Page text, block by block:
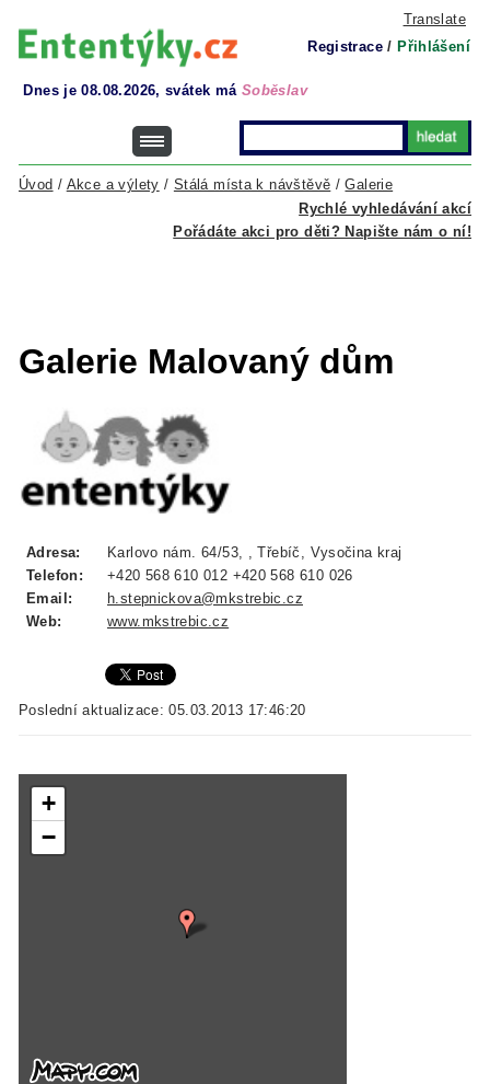
Translate
Registrace / Přihlášení
Dnes je 08.08.2026, svátek má Soběslav
Rychlé vyhledávání akcí
Úvod / Akce a výlety / Stálá místa k návštěvě /Galerie
Pořádáte akci pro děti? Napište nám o ní!
Galerie Malovaný dům
Adresa:
Karlovo nám. 64/53, , Třebíč, Vysočina kraj
Telefon:
+420 568 610 012 +420 568 610 026
Email:
h.stepnickova@mkstrebic.cz
Web:
www.mkstrebic.cz
Poslední aktualizace: 05.03.2013 17:46:20
+
−